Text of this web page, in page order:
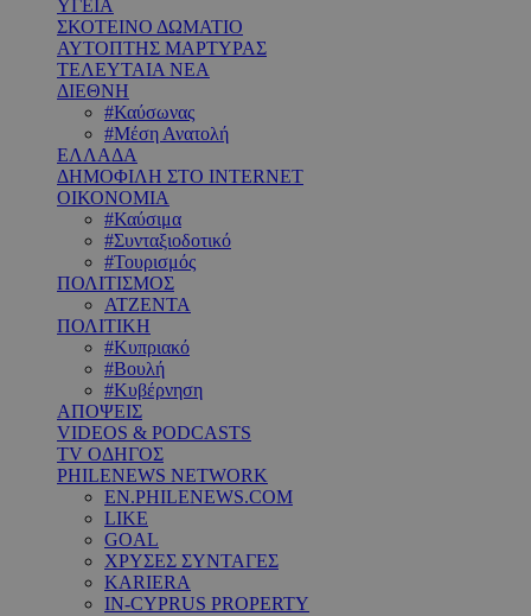
ΥΓΕΙΑ
ΣΚΟΤΕΙΝΟ ΔΩΜΑΤΙΟ
ΑΥΤΟΠΤΗΣ ΜΑΡΤΥΡΑΣ
ΤΕΛΕΥΤΑΙΑ ΝΕΑ
ΔΙΕΘΝΗ
#Καύσωνας
#Μέση Ανατολή
ΕΛΛΑΔΑ
ΔΗΜΟΦΙΛΗ ΣΤΟ INTERNET
ΟΙΚΟΝΟΜΙΑ
#Καύσιμα
#Συνταξιοδοτικό
#Τουρισμός
ΠΟΛΙΤΙΣΜΟΣ
ΑΤΖΕΝΤΑ
ΠΟΛΙΤΙΚΗ
#Κυπριακό
#Βουλή
#Κυβέρνηση
ΑΠΟΨΕΙΣ
VIDEOS & PODCASTS
TV ΟΔΗΓΟΣ
PHILENEWS NETWORK
EN.PHILENEWS.COM
LIKE
GOAL
ΧΡΥΣΕΣ ΣΥΝΤΑΓΕΣ
KARIERA
IN-CYPRUS PROPERTY